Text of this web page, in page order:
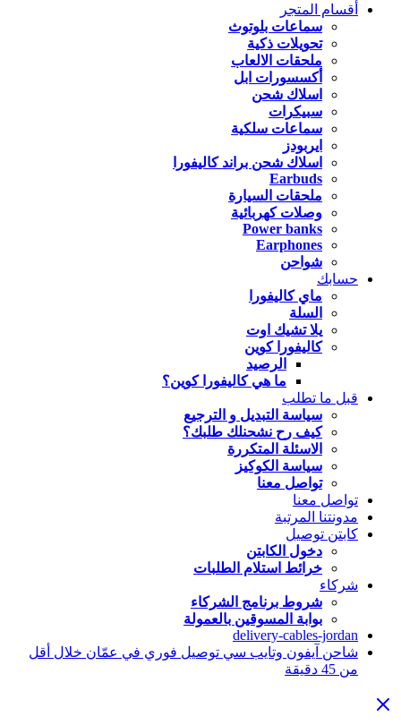
أقسام المتجر
سماعات بلوتوث
تحويلات ذكية
ملحقات الالعاب
أكسسورات ابل
اسلاك شحن
سبيكرات
سماعات سلكية
ايربودز
اسلاك شحن براند كاليفورا
Earbuds
ملحقات السيارة
وصلات كهربائية
Power banks
Earphones
شواحن
حسابك
ماي كاليفورا
السلة
يلا تشيك اوت
كاليفورا كوين
الرصيد
ما هي كاليفورا كوين؟
قبل ما تطلب
سياسة التبديل و الترجيع
كيف رح نشحنلك طلبك؟
الاسئلة المتكررة
سياسة الكوكيز
تواصل معنا
تواصل معنا
مدونتنا المرتبة
كابتن توصيل
دخول الكابتن
خرائط استلام الطلبات
شركاء
شروط برنامج الشركاء
بوابة المسوقين بالعمولة
delivery-cables-jordan
شاحن آيفون وتايب سي توصيل فوري في عمّان خلال أقل
من 45 دقيقة